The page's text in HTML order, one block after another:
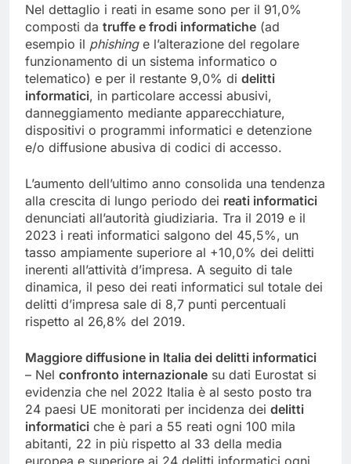
Nel dettaglio i reati in esame sono per il 91,0%
composti da truffe e frodi informatiche (ad
esempio il phishinge l’alterazione del regolare
funzionamento di un sistema informatico o
telematico) e per il restante 9,0% di delitti
informatici, in particolare accessi abusivi,
danneggiamento mediante apparecchiature,
dispositivi o programmi informatici e detenzione
e/o diffusione abusiva di codici di accesso.
L’aumento dell’ultimo anno consolida una tendenza
alla crescita di lungo periodo dei reati informatici
denunciati all’autorità giudiziaria. Tra il 2019 e il
2023 i reati informatici salgono del 45,5%, un
tasso ampiamente superiore al +10,0% dei delitti
inerenti all’attività d’impresa. A seguito di tale
dinamica, il peso dei reati informatici sul totale dei
delitti d’impresa sale di 8,7 punti percentuali
rispetto al 26,8% del 2019.
Maggiore diffusione in Italia dei delitti informatici
– Nel confronto internazionale su dati Eurostat si
evidenzia che nel 2022 Italia è al sesto posto tra
24 paesi UE monitorati per incidenza dei delitti
informatici che è pari a 55 reati ogni 100 mila
abitanti, 22 in più rispetto al 33 della media
europea e superiore ai 24 delitti informatici ogni